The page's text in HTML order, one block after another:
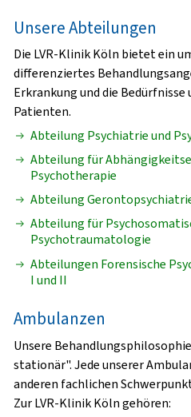
Unsere Abteilungen
Die LVR-Klinik Köln bietet ein
differenziertes
Erkrankung und die
Patienten.
Abteilung Psychiatrie und
Abteilung für
Psychotherapie
Abteilung
Abteilung für
Psychotraumatologie
Abteilungen Forensische
I und II
Ambulanzen
Unsere
stationär". Jede unserer
anderen fachlichen
Zur LVR-Klinik Köln gehören: